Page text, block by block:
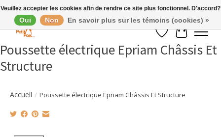
Liste de souhaits
Panier
Poussette électrique Epriam Châssis Et
Structure
Accueil / Poussette électrique Epriam Châssis Et Structure
Veuillez accepter les cookies afin de rendre ce site plus fonctionnel. D'accord?
Oui Non En savoir plus sur les témoins (cookies) »